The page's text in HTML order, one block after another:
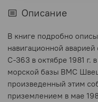
Описание
В книге подробно
навигационной
С-363 в октябре 1981 г.
морской базы ВМС
произведенный этим
приземлением в мае